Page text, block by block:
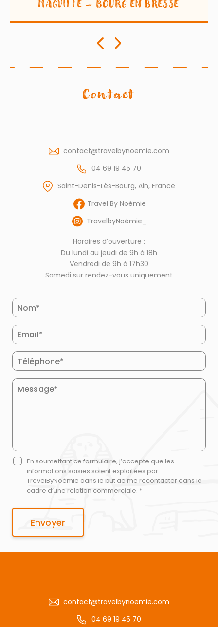
MAGVILLE – BOURG EN BRESSE
Contact
contact@travelbynoemie.com
04 69 19 45 70
Saint-Denis-Lès-Bourg, Ain, France
Travel By Noémie
TravelbyNoémie_
Horaires d’ouverture :
Du lundi au jeudi de 9h à 18h
Vendredi de 9h à 17h30
Samedi sur rendez-vous uniquement
En soumettant ce formulaire, j’accepte que les
informations saisies soient exploitées par
TravelByNoémie dans le but de me recontacter dans le
cadre d’une relation commerciale. *
contact@travelbynoemie.com
04 69 19 45 70